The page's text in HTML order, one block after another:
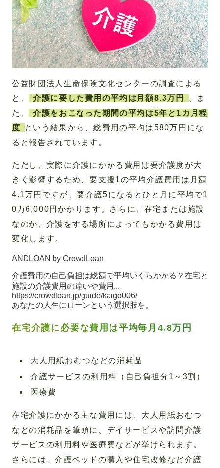
公益財団法人生命保険文化センターの調査による
と、
介護に要した費用の平均は月額8.3万円
。ま
た、
介護をおこなった期間の平均は5年と1カ月程
度
という結果から、総費用の平均は580万円にな
ると報告されています。
ただし、実際に介護にかかる費用は要介護度が大
きく影響するため、要支援1の平均介護費用は月額
4.1万円ですが、要介護5になるとひと月に平均で1
0万6,000円かかります。さらに、在宅または施設
なのか、介護をする場所によってもかかる費用は
変化します。
ANDLOAN by CrowdLoan
介護費用の自己負担は総額で平均いくらかかる？在宅と
施設の介護費用の違いや費用...
https://crowdloan.jp/guide/kaigo006/
あなたの人生にローンという選択肢を。
在宅介護に必要な費用は平均毎月4.8万円
大人用紙おむつなどの消耗品
介護サービスの利用料（自己負担分1～3割）
医療費
在宅介護にかかる主な費用には、大人用紙おむつ
などの消耗品を筆頭に、デイサービスや訪問介護
サービスの利用料や医療費などが挙げられます。
さらには、介護ベッドの購入や住宅改修など介護